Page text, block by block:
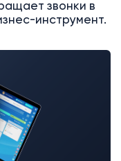
звонки в
инструмент.